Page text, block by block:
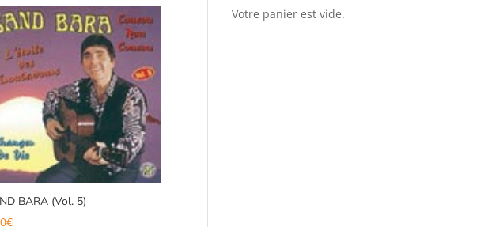
BARA (Vol. 5)
€
Votre panier est vide.